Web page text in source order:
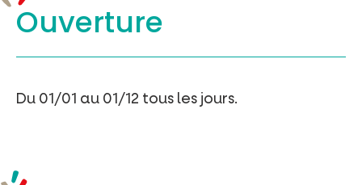
Ouverture
Du 01/01 au 01/12 tous les jours.